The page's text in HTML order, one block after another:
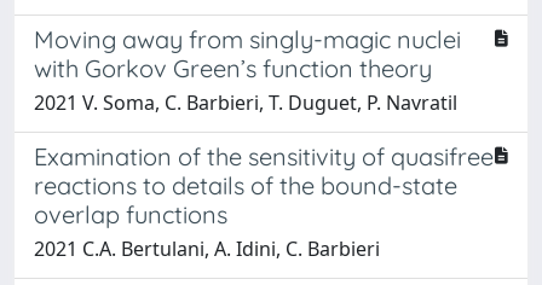
Moving away from singly-magic nuclei
with Gorkov Green’s function theory
2021 V. Soma, C. Barbieri, T. Duguet, P. Navratil
Examination of the sensitivity of quasifree
reactions to details of the bound-state
overlap functions
2021 C.A. Bertulani, A. Idini, C. Barbieri